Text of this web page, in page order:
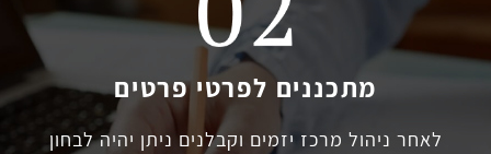
מתכננים לפרטי פרטים
לאחר ניהול מרכז יזמים וקבלנים ניתן יהיה לבחון